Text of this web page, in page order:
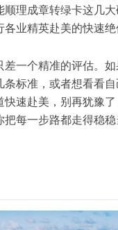
顺理成章转绿卡这几
业精英赴美的快速绝
差一个精准的评估。
条标准，或者想看看
快速赴美，别再犹豫
每一步路都走得稳稳